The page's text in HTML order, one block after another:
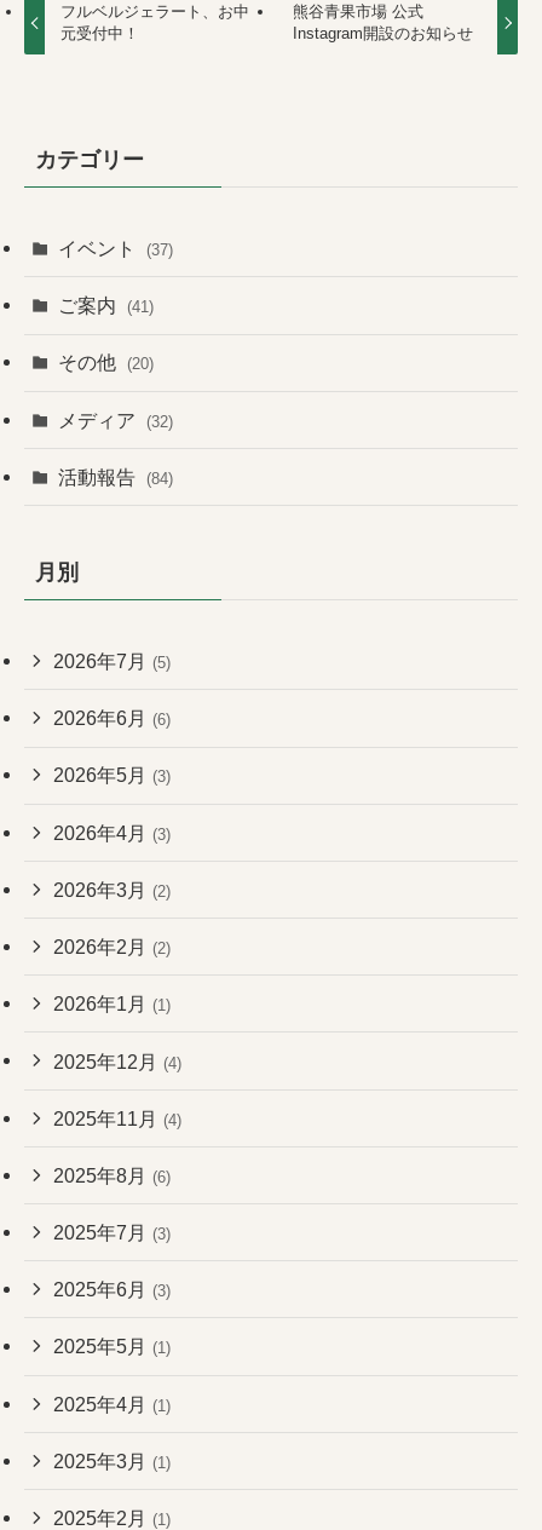
フルベルジェラート、お中
元受付中！
熊谷青果市場 公式
Instagram開設のお知らせ
カテゴリー
イベント (37)
ご案内 (41)
その他 (20)
メディア (32)
活動報告 (84)
月別
2026年7月 (5)
2026年6月 (6)
2026年5月 (3)
2026年4月 (3)
2026年3月 (2)
2026年2月 (2)
2026年1月 (1)
2025年12月 (4)
2025年11月 (4)
2025年8月 (6)
2025年7月 (3)
2025年6月 (3)
2025年5月 (1)
2025年4月 (1)
2025年3月 (1)
2025年2月 (1)